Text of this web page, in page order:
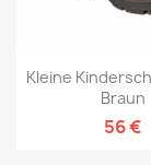
Kleine
Braun
56 €